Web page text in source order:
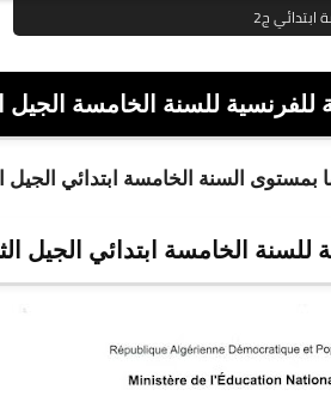
ابتدائي ج2
للسنة الخامسة الجيل
السنة الخامسة ابتدائي الجيل
للسنة الخامسة ابتدائي الجيل